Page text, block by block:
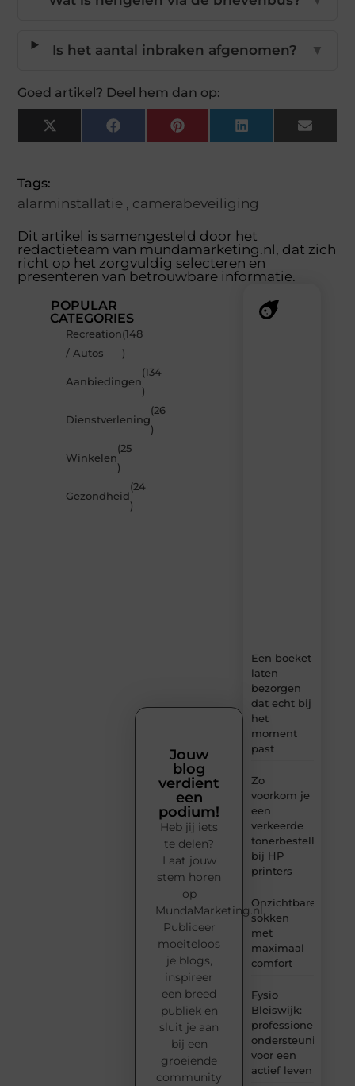
Is het aantal inbraken afgenomen? ▼
Goed artikel? Deel hem dan op:
X
(Twitter)
FacebookPinterestLinkedInEmail
Tags:
alarminstallatie , camerabeveiliging
Dit artikel is samengesteld door het
redactieteam van mundamarketing.nl, dat zich
richt op het zorgvuldig selecteren en
presenteren van betrouwbare informatie.
POPULAR
CATEGORIES
Recreation
/ Autos
(148
)
Aanbiedingen
(134
)
Dienstverlening
(26
)
Winkelen
(25
)
Gezondheid
(24
)
Een boeket
laten
bezorgen
dat echt bij
het
moment
past
Zo
voorkom je
een
verkeerde
tonerbestelling
bij HP
printers
Onzichtbare
sokken
met
maximaal
comfort
Fysio
Bleiswijk:
professionele
ondersteuning
voor een
actief leven
Jouw
blog
verdient
een
podium!
Heb jij iets
te delen?
Laat jouw
stem horen
op
MundaMarketing.nl.
Publiceer
moeiteloos
je blogs,
inspireer
een breed
publiek en
sluit je aan
bij een
groeiende
community